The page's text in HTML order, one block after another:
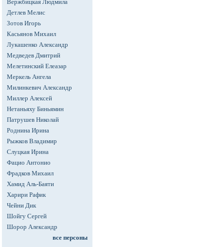
Вержбицкая Людмила
Детлев Мелис
Зотов Игорь
Касьянов Михаил
Лукашенко Александр
Медведев Дмитрий
Мелетинский Елеазар
Меркель Ангела
Милинкевич Александр
Миллер Алексей
Нетаньяху Биньямин
Патрушев Николай
Роднина Ирина
Рыжков Владимир
Слуцкая Ирина
Фацио Антонио
Фрадков Михаил
Хамид Аль-Баяти
Харири Рафик
Чейни Дик
Шойгу Сергей
Шорор Александр
все персоны